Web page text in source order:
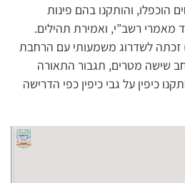
והותקנו בהם פינות
מאמרי רשב”י, ואמירת תהילים.
זכתה לשדרוג משמעותי עם הרחבת
שישה מטרים, תגבור התאורה
כיפין על גבי כיפין כפי הדרישה